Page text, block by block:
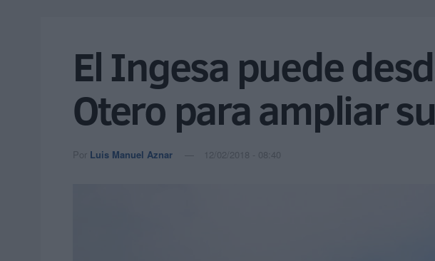
El Ingesa puede
Otero para ampliar
Por Luis Manuel Aznar 12/02/2018 - 08:40